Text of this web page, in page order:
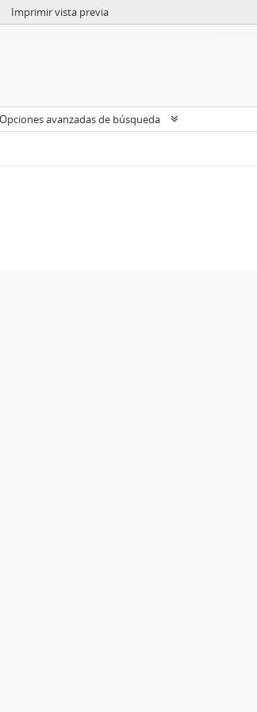
Imprimir vista previa
Opciones avanzadas de búsqueda